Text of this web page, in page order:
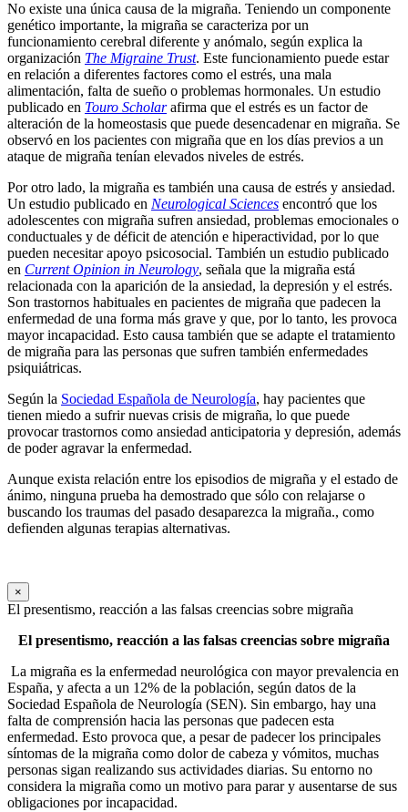
No existe una única causa de la migraña. Teniendo un componente
genético importante, la migraña se caracteriza por un
funcionamiento cerebral diferente y anómalo, según explica la
organización The Migraine Trust. Este funcionamiento puede estar
en relación a diferentes factores como el estrés, una mala
alimentación, falta de sueño o problemas hormonales. Un estudio
publicado en Touro Scholarafirma que el estrés es un factor de
alteración de la homeostasis que puede desencadenar en migraña. Se
observó en los pacientes con migraña que en los días previos a un
ataque de migraña tenían elevados niveles de estrés.
Por otro lado, la migraña es también una causa de estrés y ansiedad.
Un estudio publicado en Neurological Sciences encontró que los
adolescentes con migraña sufren ansiedad, problemas emocionales o
conductuales y de déficit de atención e hiperactividad, por lo que
pueden necesitar apoyo psicosocial. También un estudio publicado
en Current Opinion in Neurology, señala que la migraña está
relacionada con la aparición de la ansiedad, la depresión y el estrés.
Son trastornos habituales en pacientes de migraña que padecen la
enfermedad de una forma más grave y que, por lo tanto, les provoca
mayor incapacidad. Esto causa también que se adapte el tratamiento
de migraña para las personas que sufren también enfermedades
psiquiátricas.
Según la Sociedad Española de Neurología, hay pacientes que
tienen miedo a sufrir nuevas crisis de migraña, lo que puede
provocar trastornos como ansiedad anticipatoria y depresión, además
de poder agravar la enfermedad.
Aunque exista relación entre los episodios de migraña y el estado de
ánimo, ninguna prueba ha demostrado que sólo con relajarse o
buscando los traumas del pasado desaparezca la migraña., como
defienden algunas terapias alternativas.
×
El presentismo, reacción a las falsas creencias sobre migraña
El presentismo, reacción a las falsas creencias sobre migraña
La migraña es la enfermedad neurológica con mayor prevalencia en
España, y afecta a un 12% de la población, según datos de la
Sociedad Española de Neurología (SEN). Sin embargo, hay una
falta de comprensión hacia las personas que padecen esta
enfermedad. Esto provoca que, a pesar de padecer los principales
síntomas de la migraña como dolor de cabeza y vómitos, muchas
personas sigan realizando sus actividades diarias. Su entorno no
considera la migraña como un motivo para parar y ausentarse de sus
obligaciones por incapacidad.